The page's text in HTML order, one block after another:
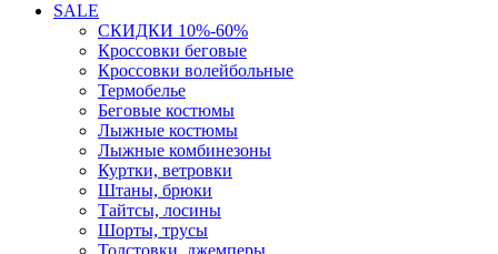
SALE
СКИДКИ 10%-60%
Кроссовки беговые
Кроссовки волейбольные
Термобелье
Беговые костюмы
Лыжные костюмы
Лыжные комбинезоны
Куртки, ветровки
Штаны, брюки
Тайтсы, лосины
Шорты, трусы
Толстовки, джемперы